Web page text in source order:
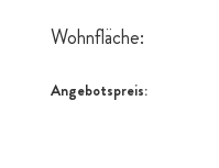
Wohnfläche:
Angebotspreis: